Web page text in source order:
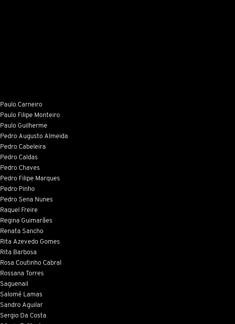
Paulo Carneiro
Paulo Filipe Monteiro
Paulo Guilherme
Pedro Augusto Almeida
Pedro Cabeleira
Pedro Caldas
Pedro Chaves
Pedro Filipe Marques
Pedro Pinho
Pedro Sena Nunes
Raquel Freire
Regina Guimarães
Renata Sancho
Rita Azevedo Gomes
Rita Barbosa
Rosa Coutinho Cabral
Rossana Torres
Saguenail
Salomé Lamas
Sandro Aguilar
Sergio Da Costa